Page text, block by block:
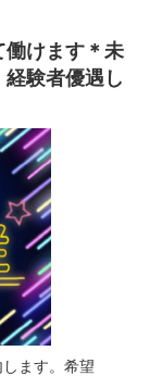
働けます＊未
験者優遇し
ます。希望